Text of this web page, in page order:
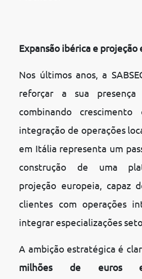
Expansão ibérica e projeção
Nos últimos anos, a
reforçar a sua presença
combinando crescimento
integração de operações
em Itália representa um
construção de uma
projeção europeia, capaz
clientes com operações
integrar especializações
A ambição estratégica é
milhões de euros